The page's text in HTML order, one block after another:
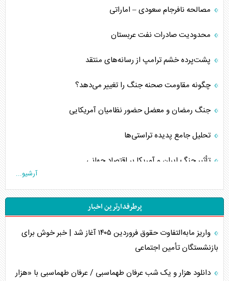
مصالحه نافرجام سعودی – اماراتی
محدودیت صادرات نفت عربستان
پشت‌پرده خشم ترامپ از رسانه‌های منتقد
چگونه مقاومت صحنه جنگ را تغییر می‌دهد؟
جنگ رمضان و معضل حضور نظامیان آمریکایی
تحلیل جامع پدیده تراستی‌ها
تأثیر جنگ ایران و آمریکا بر اقتصاد جهانی
تخریب پل‌ها در اوکراین و فروپاشی روایت دوگانه غرب
اربعین، کابوس مشترک تل‌آویو-واشنگتن
برنامه هفتم توسعه در نقطه کور سیاستگذاری
آرشیو...
پرطرفدارترین اخبار
واریز مابه‌التفاوت حقوق فروردین ۱۴۰۵ آغاز شد | خبر خوش برای
بازنشستگان تأمین اجتماعی
دانلود هزار و یک شب عرفان طهماسبی / عرفان طهماسبی با «هزار